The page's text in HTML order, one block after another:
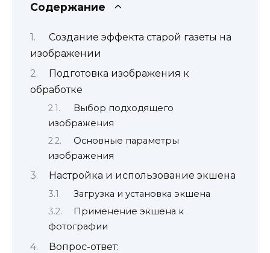
Содержание
Создание эффекта старой газеты на
изображении
Подготовка изображения к
обработке
Выбор подходящего
изображения
Основные параметры
изображения
Настройка и использование экшена
Загрузка и установка экшена
Применение экшена к
фотографии
Вопрос-ответ: